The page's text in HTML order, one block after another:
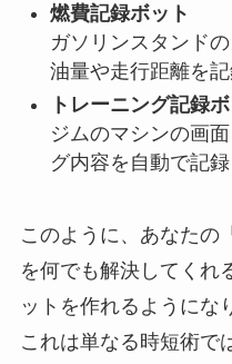
燃費記録ボット
ガソリンスタンド
油量や走行距離を
トレーニング記録
ジムのマシンの画
グ内容を自動で記録
このように、あなたの
を何でも解決してくれ
ットを作れるようにな
これは単なる時短術で